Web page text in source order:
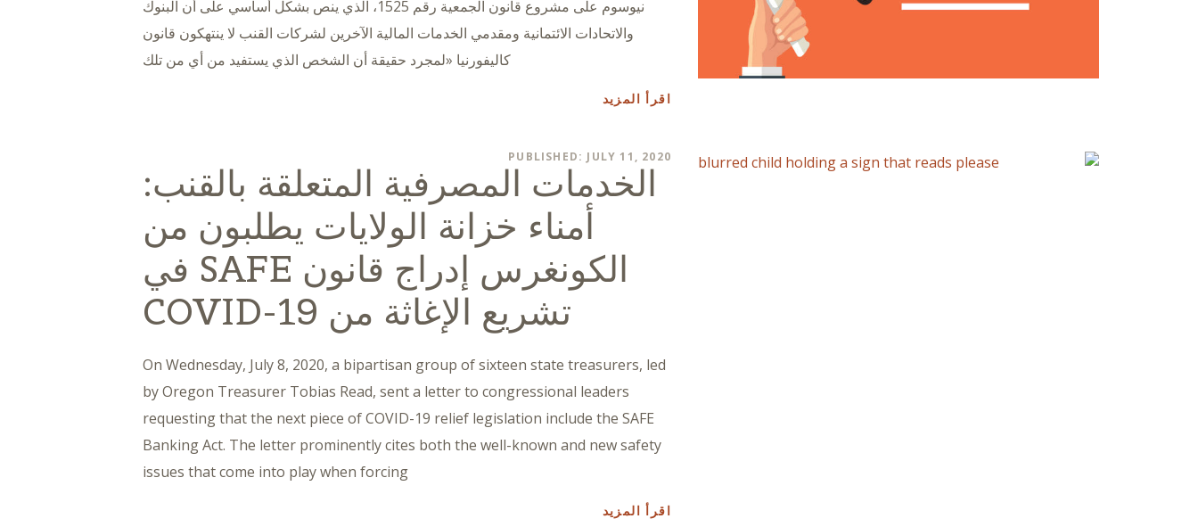
نيوسوم على مشروع قانون الجمعية رقم 1525، الذي ينص بشكل أساسي على أن البنوك
والاتحادات الائتمانية ومقدمي الخدمات المالية الآخرين لشركات القنب لا ينتهكون قانون
كاليفورنيا «لمجرد حقيقة أن الشخص الذي يستفيد من أي من تلك
اقرأ المزيد
PUBLISHED: JULY 11, 2020
الخدمات المصرفية المتعلقة بالقنب:
أمناء خزانة الولايات يطلبون من
الكونغرس إدراج قانون SAFE في
تشريع الإغاثة من COVID-19
On Wednesday, July 8, 2020, a bipartisan group of sixteen state treasurers, led
by Oregon Treasurer Tobias Read, sent a letter to congressional leaders
requesting that the next piece of COVID-19 relief legislation include the SAFE
Banking Act. The letter prominently cites both the well-known and new safety
issues that come into play when forcing
اقرأ المزيد